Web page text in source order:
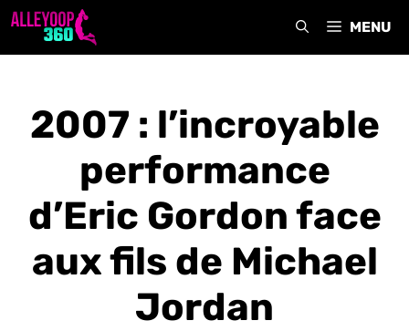
Aller
MENU
2007 : l’incroyable
performance
d’Eric Gordon face
aux fils de Michael
Jordan